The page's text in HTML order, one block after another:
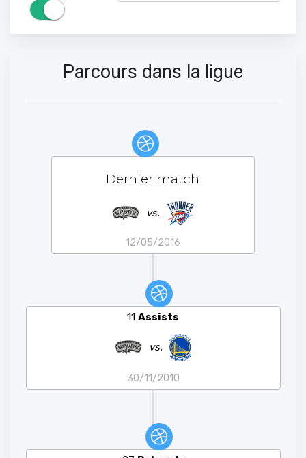
Parcours dans la ligue
Dernier match
vs.
12/05/2016
11 Assists
vs.
30/11/2010